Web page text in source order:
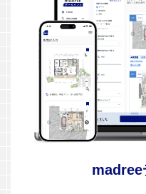
madree